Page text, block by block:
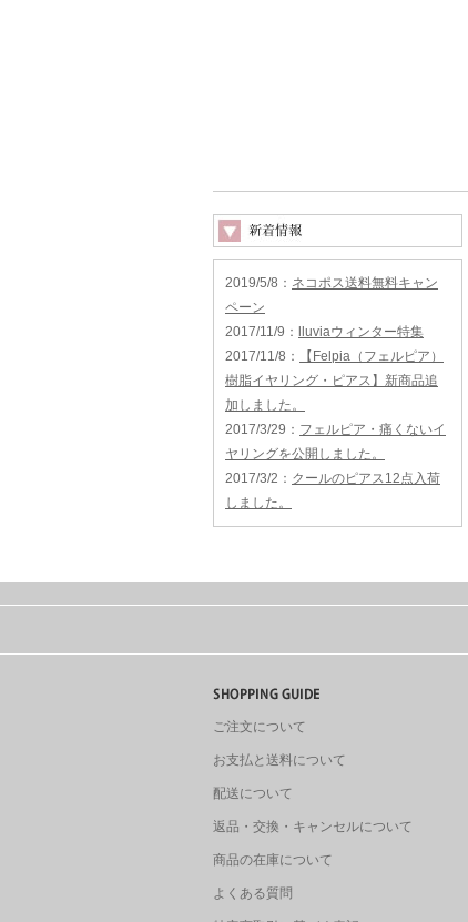
2019/5/8 ： ネコポス送料無料キャン
ペーン
2017/11/9 ：
lluviaウィンター特集
2017/11/8 ：
【Felpia（フェルピア）
樹脂イヤリング・ピアス】新商品追
加しました。
2017/3/29 ： フェルピア・痛くないイ
ヤリングを公開しました。
2017/3/2 ： クールのピアス12点入荷
しました。
ご注文について
お支払と送料について
配送について
返品・交換・キャンセルについて
商品の在庫について
よくある質問